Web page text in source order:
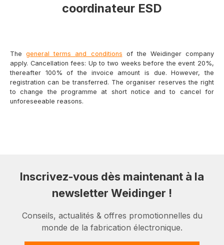
coordinateur ESD
Thegeneral terms and conditions of the Weidinger company
apply. Cancellation fees: Up to two weeks before the event 20%,
thereafter 100% of the invoice amount is due. However, the
registration can be transferred. The organiser reserves the right
to change the programme at short notice and to cancel for
unforeseeable reasons.
Inscrivez-vous dès maintenant à la
newsletter Weidinger !
Conseils, actualités & offres promotionnelles du
monde de la fabrication électronique.